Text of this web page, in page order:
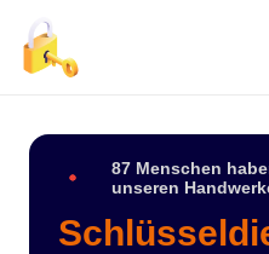
87 Menschen
unseren